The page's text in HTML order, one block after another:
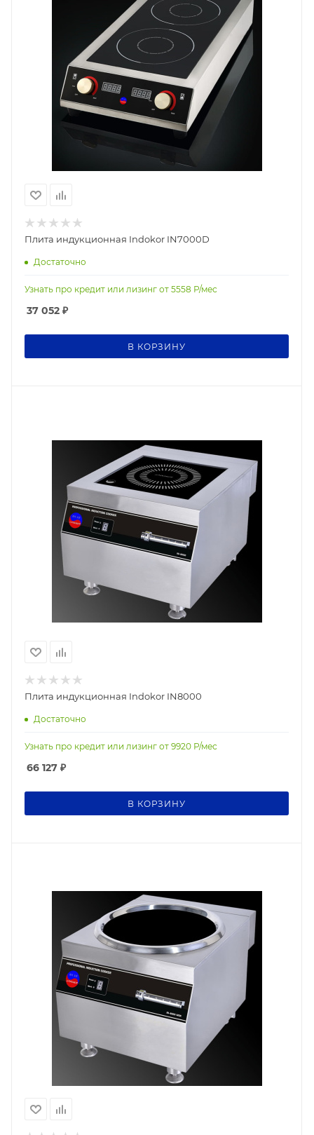
Плита индукционная Indokor IN7000D
Достаточно
Узнать про кредит или лизинг от 5558 Р/мес
37 052 ₽
В КОРЗИНУ
Плита индукционная Indokor IN8000
Достаточно
Узнать про кредит или лизинг от 9920 Р/мес
66 127 ₽
В КОРЗИНУ